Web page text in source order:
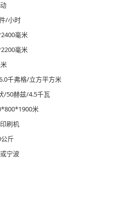
/小时
毫米
毫米
千弗格/立方平方米
/50赫兹/4.5千瓦
米
刷机
斤
宁波